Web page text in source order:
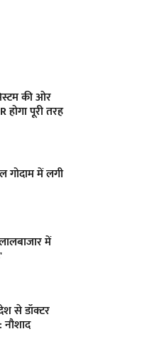
की ओर
होगा पूरी तरह
गोदाम में लगी
में
से डॉक्टर